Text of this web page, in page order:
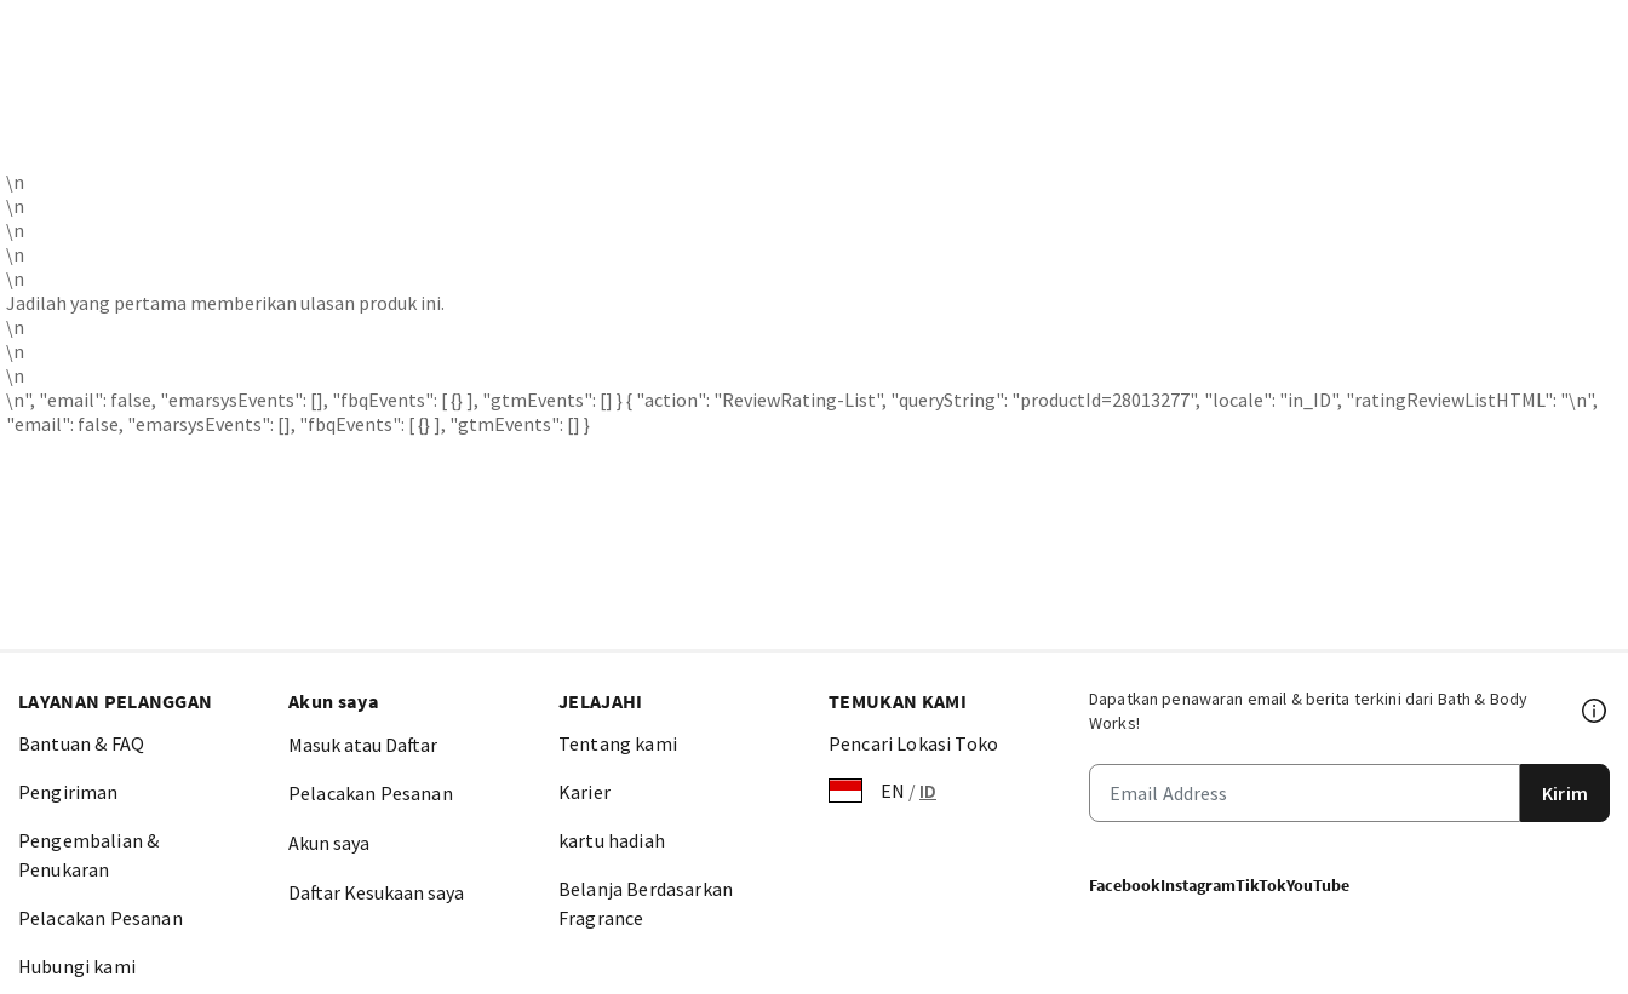
\n
\n
\n
\n
\n
Jadilah yang pertama memberikan ulasan produk ini.
\n
\n
\n
\n", "email": false, "emarsysEvents": [], "fbqEvents": [ {} ], "gtmEvents": [] } { "action": "ReviewRating-List", "queryString": "productId=28013277", "locale": "in_ID", "ratingReviewListHTML": "\n",
"email": false, "emarsysEvents": [], "fbqEvents": [ {} ], "gtmEvents": [] }
Dapatkan penawaran email & berita terkini dari Bath & Body
Works!
Kirim
FacebookInstagramTikTokYouTube
LAYANAN PELANGGAN
Bantuan & FAQ
Pengiriman
Pengembalian &
Penukaran
Pelacakan Pesanan
Hubungi kami
Akun saya
Masuk atau Daftar
Pelacakan Pesanan
Akun saya
Daftar Kesukaan saya
JELAJAHI
Tentang kami
Karier
kartu hadiah
Belanja Berdasarkan
Fragrance
TEMUKAN KAMI
Pencari Lokasi Toko
EN / ID